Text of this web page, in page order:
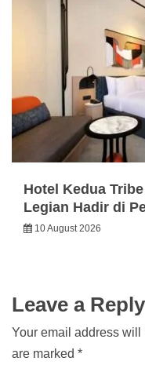
Hotel Kedua
Legian Hadir di
10 August 2026
Leave a Reply
Your email address will
are marked *